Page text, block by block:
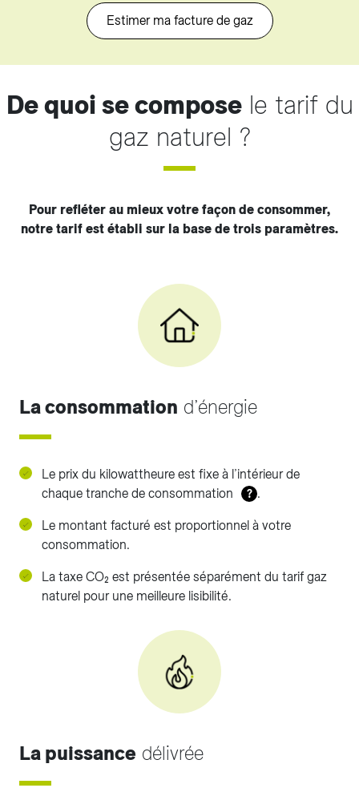
Estimer ma facture de gaz
De quoi se composele tarif du
gaz naturel ?
Pour refléter au mieux votre façon de consommer,
notre tarif est établi sur la base de trois paramètres.
La consommation d’énergie
Le prix du kilowattheure est fixe à l’intérieur de
chaque tranche de consommation
? .
Le montant facturé est proportionnel à votre
consommation.
La taxe CO₂ est présentée séparément du tarif gaz
naturel pour une meilleure lisibilité.
La puissance délivrée